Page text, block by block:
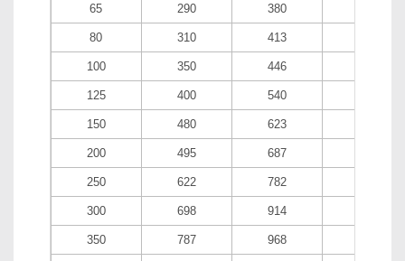
65 290 380
80 310 413
100 350 446
125 400 540
150 480 623
200 495 687
250 622 782
300 698 914
350 787 968